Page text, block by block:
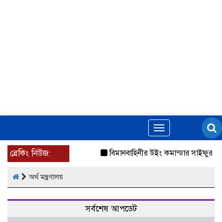
Toggle
navigation
ব্রেকিং নিউজ: বিমানবাহিনীর উইং কমান্ডার সাইফুর
অর্থ মন্ত্রণালয়
সর্বশেষ আপডেট